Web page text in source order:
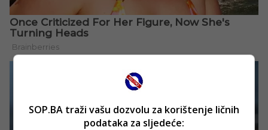
SOP.BA traži vašu dozvolu za korištenje ličnih
podataka za sljedeće: